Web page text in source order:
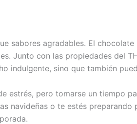
sabores agradables. El
Junto con las propiedades del
indulgente, sino que también
estrés, pero tomarse un tiempo
navideñas o te estés